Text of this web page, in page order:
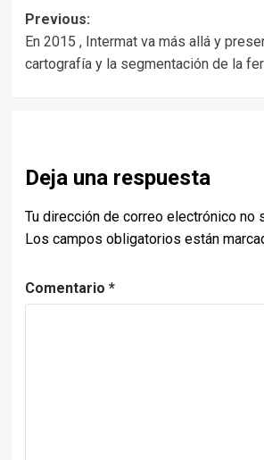
Post
navigation
Previous:
En 2015 , Intermat va más allá y
cartografía y la segmentación de la
Deja una respuesta
Tu dirección de correo electrónico no
Los campos obligatorios están
Comentario *